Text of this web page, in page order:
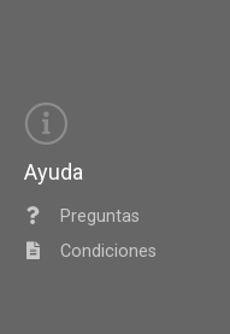
Ayuda
Preguntas
Condiciones